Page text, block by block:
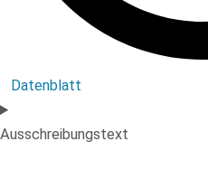
Datenblatt
Ausschreibungstext